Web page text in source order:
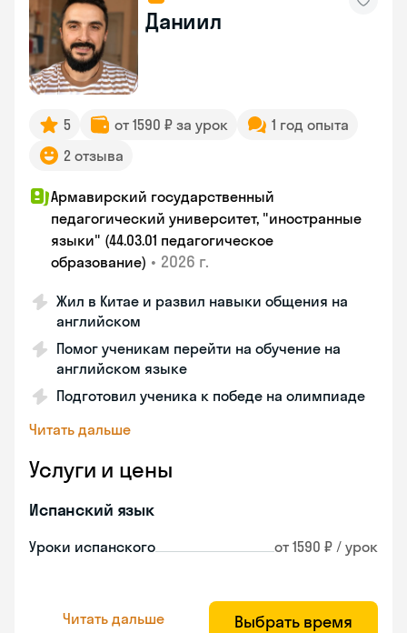
Даниил
5 от 1590 ₽ за урок
1 год опыта
2 отзыва
Армавирский государственный
педагогический университет, "иностранные
языки" (44.03.01 педагогическое
образование) • 2026 г.
Жил в Китае и развил навыки общения на
английском
Помог ученикам перейти на обучение на
английском языке
Подготовил ученика к победе на олимпиаде
Читать дальше
Услуги и цены
Испанский язык
Уроки испанского от 1590 ₽ / урок
Читать дальше Выбрать время